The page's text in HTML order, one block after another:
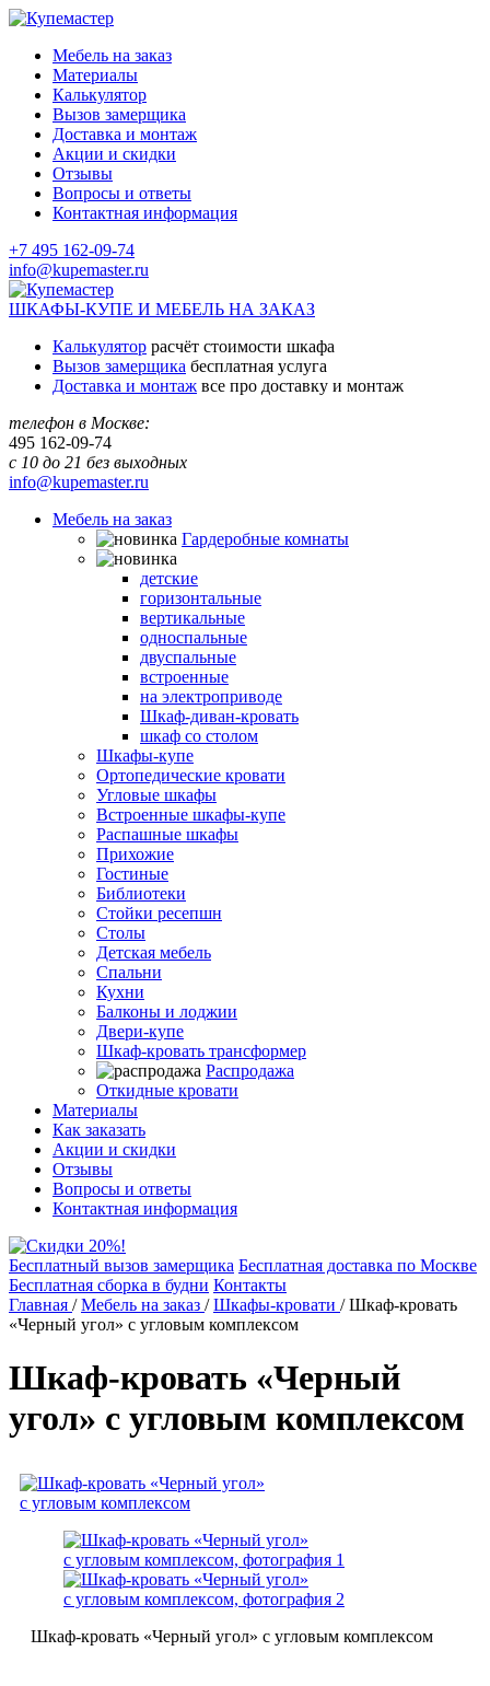
Мебель на заказ
Материалы
Калькулятор
Вызов замерщика
Доставка и монтаж
Акции и скидки
Отзывы
Вопросы и ответы
Контактная информация
+7 495 162-09-74
info@kupemaster.ru
ШКАФЫ-КУПЕ И МЕБЕЛЬ НА ЗАКАЗ
Калькулятор расчёт стоимости шкафа
Вызов замерщика бесплатная услуга
Доставка и монтаж все про доставку и монтаж
телефон в Москве:
495 162-09-74
с 10 до 21 без выходных
info@kupemaster.ru
Мебель на заказ
Гардеробные комнаты
детские
горизонтальные
вертикальные
односпальные
двуспальные
встроенные
на электроприводе
Шкаф-диван-кровать
шкаф со столом
Шкафы-купе
Ортопедические кровати
Угловые шкафы
Встроенные шкафы-купе
Распашные шкафы
Прихожие
Гостиные
Библиотеки
Стойки ресепшн
Столы
Детская мебель
Спальни
Кухни
Балконы и лоджии
Двери-купе
Шкаф-кровать трансформер
Распродажа
Откидные кровати
Материалы
Как заказать
Акции и скидки
Отзывы
Вопросы и ответы
Контактная информация
Бесплатный вызов замерщика Бесплатная доставка по Москве
Бесплатная сборка в будни Контакты
Главная /Мебель на заказ /Шкафы-кровати /Шкаф-кровать
«Черный угол» с угловым комплексом
Шкаф-кровать «Черный
угол» с угловым комплексом
Шкаф-кровать «Черный угол» с угловым комплексом